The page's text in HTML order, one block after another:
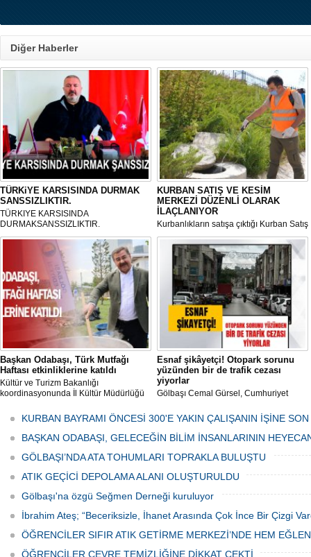
Diğer Haberler
TÜRKiYE KARSISINDA DURMAK
SANSSIZLIKTIR.
TÜRKIYE KARSISINDA
DURMAKSANSSIZLIKTIR.
KURBAN SATIŞ VE KESİM
MERKEZİ DÜZENLİ OLARAK
İLAÇLANIYOR
Kurbanlıkların satışa çıktığı Kurban Satış
ve Kesim Merkezi, haşere ve
mikropların önüne geçilmesi amacıyla
her gün Gölbaşı Belediyesi ekipleri
tarafından düzenli olarak ilaçlanıyor.
Başkan Odabaşı, Türk Mutfağı
Haftası etkinliklerine katıldı
Kültür ve Turizm Bakanlığı
koordinasyonunda İl Kültür Müdürlüğü
Haftası" etkinlikleri Ankara'da devam
ediyor.
Esnaf şikâyetçi! Otopark sorunu
yüzünden bir de trafik cezası
yiyorlar
Gölbaşı Cemal Gürsel, Cumhuriyet
bulunan esnaf ve alışverişe gelen
vatandaşlar park cezaları yüzünden
canından bezdi.
KURBAN BAYRAMI ÖNCESİ 300'E YAKIN ÇALIŞANIN İŞİNE
BAŞKAN ODABAŞI, GELECEĞİN BİLİM İNSANLARININ
GÖLBAŞI’NDA ATA TOHUMLARI TOPRAKLA BULUŞTU
ATIK GEÇİCİ DEPOLAMA ALANI OLUŞTURULDU
Gölbaşı'na özgü Seğmen Derneği kuruluyor
İbrahim Ateş; “Beceriksizle, İhanet Arasında Çok İnce Bir Çizgi
ÖĞRENCİLER SIFIR ATIK GETİRME MERKEZİ’NDE HEM
ÖĞRENCİLER ÇEVRE TEMİZLİĞİNE DİKKAT ÇEKTİ